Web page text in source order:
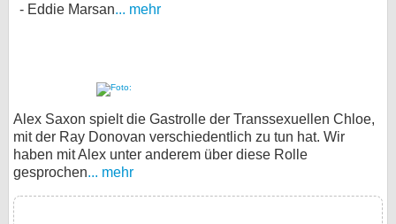
Eddie Marsan... mehr
Alex Saxon spielt die Gastrolle der Transsexuellen Chloe,
mit der Ray Donovan verschiedentlich zu tun hat. Wir
haben mit Alex unter anderem über diese Rolle
gesprochen... mehr